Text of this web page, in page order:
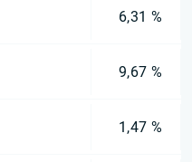
6,31 %
9,67 %
1,47 %